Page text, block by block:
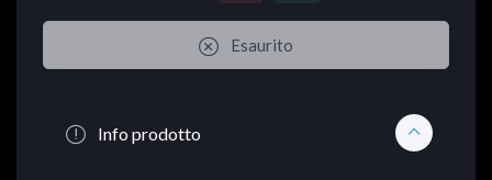
Esaurito
Info prodotto